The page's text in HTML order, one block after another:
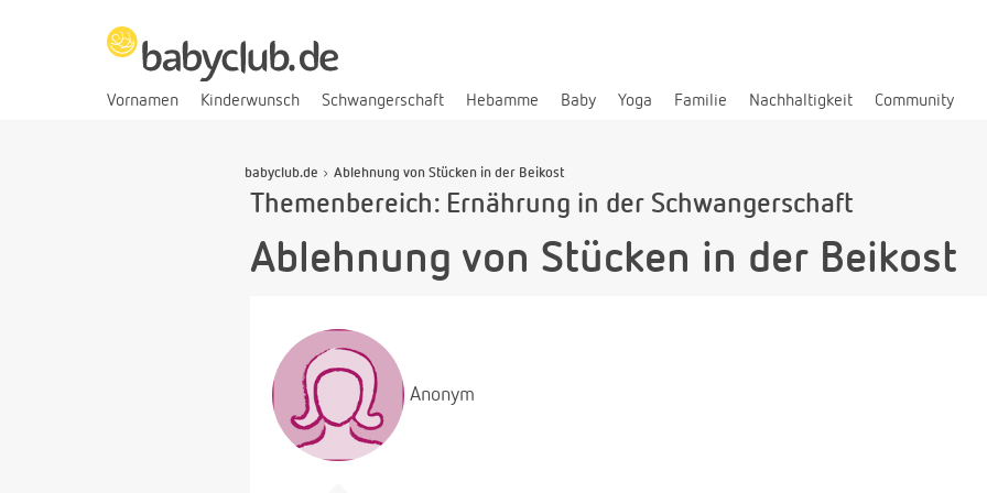
Vornamen Kinderwunsch Schwangerschaft Hebamme Baby Yoga Familie Nachhaltigkeit Community
babyclub.de Ablehnung von Stücken in der Beikost
Themenbereich: Ernährung in der Schwangerschaft
Ablehnung von Stücken in der Beikost
Anonym